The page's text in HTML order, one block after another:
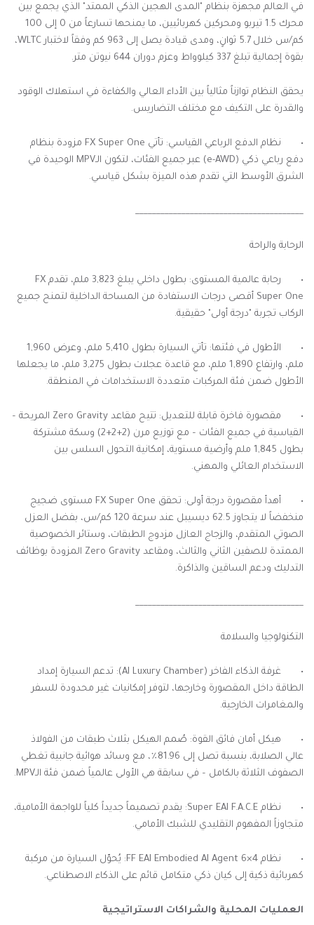
في العالم مجهزة بنظام "المدى الهجين الذكي الممتد" الذي يجمع بين
محرك 1.5 تيربو ومحركين كهربائيين، ما يمنحها تسارعاً من 0 إلى 100
كم/س خلال 5.7 ثوانٍ، ومدى قيادة يصل إلى 963 كم وفقاً لاختبار WLTC،
بقوة إجمالية تبلغ 337 كيلوواط وعزم دوران 644 نيوتن متر.
يحقق النظام توازناً مثالياً بين الأداء العالي والكفاءة في استهلاك الوقود
والقدرة على التكيف مع مختلف التضاريس.
•
نظام الدفع الرباعي القياسي: تأتي FX Super One مزودة بنظام
دفع رباعي ذكي (e-AWD) عبر جميع الفئات، لتكون الـMPV الوحيدة في
الشرق الأوسط التي تقدم هذه الميزة بشكل قياسي.
________________________________________
الرحابة والراحة
•
رحابة عالمية المستوى: بطول داخلي يبلغ 3,823 ملم، تقدم FX
Super One أقصى درجات الاستفادة من المساحة الداخلية لتمنح جميع
الركاب تجربة "درجة أولى" حقيقية.
•
الأطول في فئتها: تأتي السيارة بطول 5,410 ملم، وعرض 1,960
ملم، وارتفاع 1,890 ملم، مع قاعدة عجلات بطول 3,275 ملم، ما يجعلها
الأطول ضمن فئة المركبات متعددة الاستخدامات في المنطقة.
•
مقصورة فاخرة قابلة للتعديل: تتيح مقاعد Zero Gravity المريحة –
القياسية في جميع الفئات – مع توزيع مرن (2+2+2) وسكة مشتركة
بطول 1,845 ملم وأرضية مستوية، إمكانية التحول السلس بين
الاستخدام العائلي والمهني.
•
أهدأ مقصورة درجة أولى: تحقق FX Super One مستوى ضجيج
منخفضاً لا يتجاوز 62.5 ديسيبل عند سرعة 120 كم/س، بفضل العزل
الصوتي المتقدم، والزجاج العازل مزدوج الطبقات، وستائر الخصوصية
الممتدة للصفين الثاني والثالث، ومقاعد Zero Gravity المزودة بوظائف
التدليك ودعم الساقين والذاكرة.
________________________________________
التكنولوجيا والسلامة
•
غرفة الذكاء الفاخر (AI Luxury Chamber): تدعم السيارة إمداد
الطاقة داخل المقصورة وخارجها، لتوفر إمكانيات غير محدودة للسفر
والمغامرات الخارجية.
•
هيكل أمان فائق القوة: صُمم الهيكل بثلاث طبقات من الفولاذ
عالي الصلابة، بنسبة تصل إلى 81.96٪، مع وسائد هوائية جانبية تغطي
الصفوف الثلاثة بالكامل – في سابقة هي الأولى عالمياً ضمن فئة الـMPV.
•
نظام Super EAI F.A.C.E: يقدم تصميماً جديداً كلياً للواجهة الأمامية،
متجاوزاً المفهوم التقليدي للشبك الأمامي.
•
نظام FF EAI Embodied AI Agent 6×4: يُحوّل السيارة من مركبة
كهربائية ذكية إلى كيان ذكي متكامل قائم على الذكاء الاصطناعي.
العمليات المحلية والشراكات الاستراتيجية